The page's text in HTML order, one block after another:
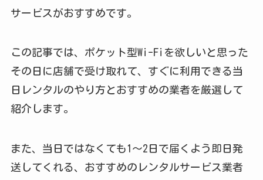
サービスがおすすめです。
この記事では、ポケット型Wi-Fiを欲しいと思った
その日に店舗で受け取れて、すぐに利用できる当
日レンタルのやり方とおすすめの業者を厳選して
紹介します。
また、当日ではなくても1～2日で届くよう即日発
送してくれる、おすすめのレンタルサービス業者